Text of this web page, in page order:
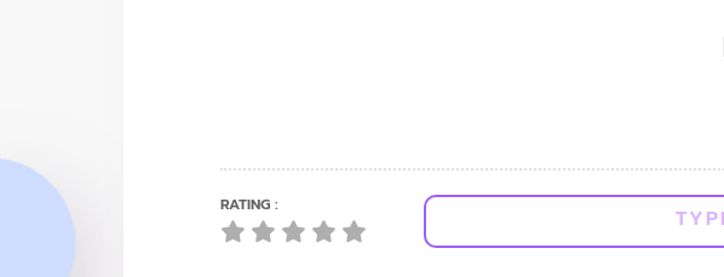
RATING :